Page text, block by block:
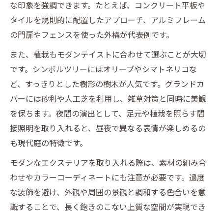
な印象を強調できます。たとえば、コンクリート平板や
タイルを規則的に配置したアプローチ、アルミフレーム
の門扉やフェンスを使った外構が代表例です。
また、植栽もモダンテイストに合わせて選ぶことが大切
です。シンボルツリーにはオリーブやシマトネリコな
ど、すっきりとした樹形の樹木が人気です。グランドカ
バーには砂利や人工芝を利用し、雑草対策と同時に美観
を保ちます。夜間の演出として、足元や植栽を照らす間
接照明を取り入れると、昼夜で異なる表情が楽しめるの
も現代庭の特徴です。
モダンなエクステリアを取り入れる際は、素材の組み合
わせやカラーコーディネートにも注意が必要です。過度
な装飾を避け、外観や周囲の景観と調和する色合いを意
識することで、長く飽きのこない上質な空間が実現でき